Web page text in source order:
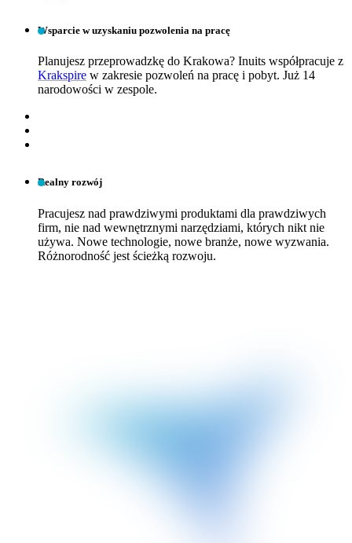
Wsparcie w uzyskaniu pozwolenia na pracę
Planujesz przeprowadzkę do Krakowa? Inuits współpracuje z
Krakspire w zakresie pozwoleń na pracę i pobyt. Już 14
narodowości w zespole.
Realny rozwój
Pracujesz nad prawdziwymi produktami dla prawdziwych
firm, nie nad wewnętrznymi narzędziami, których nikt nie
używa. Nowe technologie, nowe branże, nowe wyzwania.
Różnorodność jest ścieżką rozwoju.